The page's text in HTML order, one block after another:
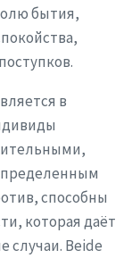
бытия,
в
способны
которая даёт
случаи. Beide